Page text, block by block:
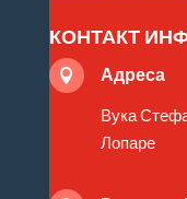
КОНТАКТ
 Адреса
Вука
Лопаре